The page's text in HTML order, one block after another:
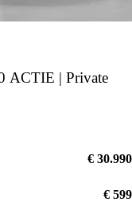
ACTIE | Private
€ 30.990
€ 599